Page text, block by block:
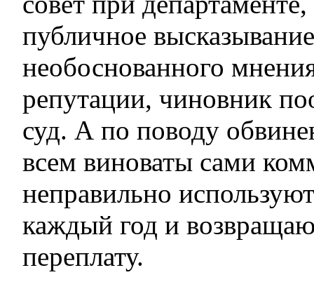
публичное высказывание
необоснованного
репутации, чиновник
суд. А по поводу
всем виноваты сами
неправильно
каждый год и
переплату.